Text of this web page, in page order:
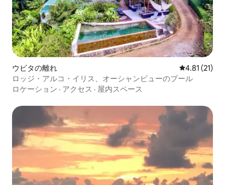
ウビタの離れ レビュー21
4.81 (21)
ロッジ・アルコ・イリス、オーシャンビューのプール
ロケーション · アクセス · 屋内スペース